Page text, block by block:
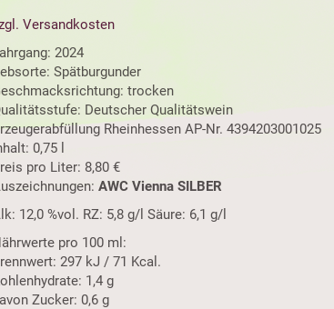
Versandkosten
2024
Spätburgunder
trocken
Deutscher Qualitätswein
Rheinhessen AP-Nr. 4394203001025
0,75 l
pro Liter: 8,80 €
AWC Vienna SILBER
12,0 %vol. RZ: 5,8 g/l Säure: 6,1 g/l
pro 100 ml:
297 kJ / 71 Kcal.
1,4 g
Zucker: 0,6 g